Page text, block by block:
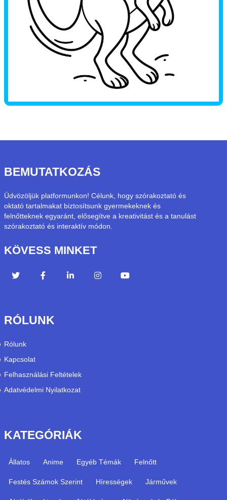
BEMUTATKOZÁS
Üdvözöljük platformunkon! Célunk, hogy szórakoztató és
oktató tartalmakat biztosítsunk gyermekeknek és
felnőtteknek egyaránt, elősegítve a kreativitást és a tanulást
szórakoztató és interaktív módon.
KÖVESS MINKET
RÓLUNK
Rólunk
Kapcsolat
Felhasználási Feltételek
Adatvédelmi Nyilatkozat
KATEGÓRIÁK
Állatos Anime Egyéb Témák Felnőtt
Festés Számok Szerint Hírességek Járművek